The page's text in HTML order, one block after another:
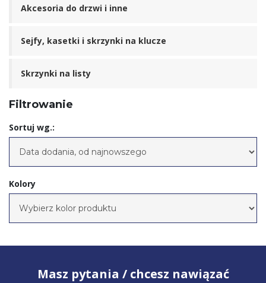
Akcesoria do drzwi i inne
Sejfy, kasetki i skrzynki na klucze
Skrzynki na listy
Filtrowanie
Sortuj wg.:
Kolory
Masz pytania / chcesz nawiązać